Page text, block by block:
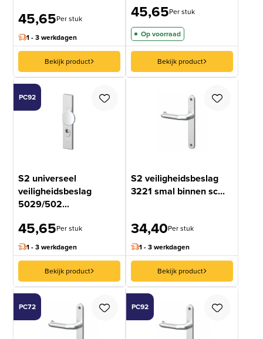
45,65Per stuk
1 - 3 werkdagen
Bekijk product
45,65Per stuk
Op voorraad
Bekijk product
PC92
S2 universeel
veiligheidsbeslag
5029/502...
45,65Per stuk
1 - 3 werkdagen
Bekijk product
S2 veiligheidsbeslag
3221 smal binnen sc...
34,40Per stuk
1 - 3 werkdagen
Bekijk product
PC72 PC92